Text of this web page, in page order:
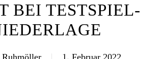
BEI TESTSPIEL-
Ruhmöller 1. Februar 2022